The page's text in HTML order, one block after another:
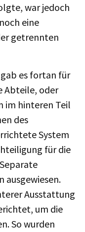
war jedoch
eine
getrennten
es fortan für
Abteile, oder
im hinteren Teil
des
System
für die
ausgewiesen.
Ausstattung
um die
So wurden